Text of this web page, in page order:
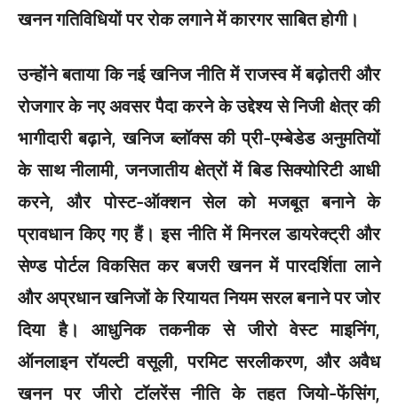
खनन गतिविधियों पर रोक लगाने में कारगर साबित होगी।
उन्होंने बताया कि नई खनिज नीति में राजस्व में बढ़ोतरी और
रोजगार के नए अवसर पैदा करने के उद्देश्य से निजी क्षेत्र की
भागीदारी बढ़ाने, खनिज ब्लॉक्स की प्री-एम्बेडेड अनुमतियों
के साथ नीलामी, जनजातीय क्षेत्रों में बिड सिक्योरिटी आधी
करने, और पोस्ट-ऑक्शन सेल को मजबूत बनाने के
प्रावधान किए गए हैं। इस नीति में मिनरल डायरेक्ट्री और
सेण्ड पोर्टल विकसित कर बजरी खनन में पारदर्शिता लाने
और अप्रधान खनिजों के रियायत नियम सरल बनाने पर जोर
दिया है। आधुनिक तकनीक से जीरो वेस्ट माइनिंग,
ऑनलाइन रॉयल्टी वसूली, परमिट सरलीकरण, और अवैध
खनन पर जीरो टॉलरेंस नीति के तहत जियो-फेंसिंग,